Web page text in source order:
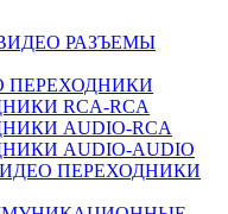
РАЗЪЕМЫ
ПЕРЕХОДНИКИ
RCA-RCA
AUDIO-RCA
AUDIO-AUDIO
ПЕРЕХОДНИКИ